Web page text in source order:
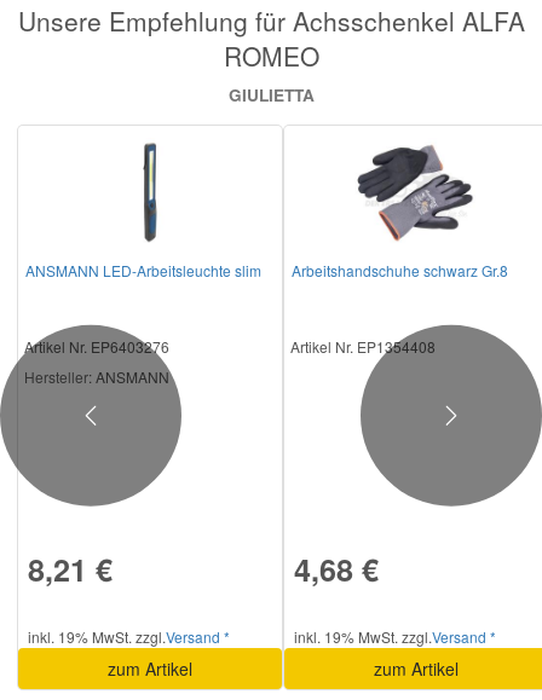
Unsere Empfehlung für Achsschenkel ALFA
ROMEO
GIULIETTA
ANSMANN LED-Arbeitsleuchte slim
Artikel Nr. EP6403276
Hersteller: ANSMANN
8,21 €
inkl. 19% MwSt. zzgl.Versand *
zum Artikel
Arbeitshandschuhe schwarz Gr.8
Artikel Nr. EP1354408
4,68 €
inkl. 19% MwSt. zzgl.Versand *
zum Artikel
Previous Next
Porsche Ersatzteile
Skoda Ersatzteile
Smart Ersatzteile
Toyota Ersatzteile
Vauxhall Ersatzteile
Volvo Ersatzteile